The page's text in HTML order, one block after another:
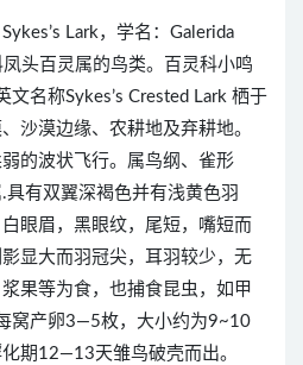
Lark，学名：Galerida
头百灵属的鸟类。百灵科小鸣
名称Sykes’s Crested Lark 栖于
沙漠边缘、农耕地及弃耕地。
的波状飞行。属鸟纲、雀形
具有双翼深褐色并有浅黄色羽
眼眉，黑眼纹，尾短，嘴短而
显大而羽冠尖，耳羽较少，无
果等为食，也捕食昆虫，如甲
窝产卵3—5枚，大小约为9~10
期12—13天雏鸟破壳而出。